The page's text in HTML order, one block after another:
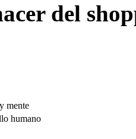
del
mente
humano